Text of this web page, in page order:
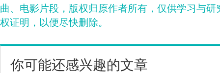
曲、电影片段，版权归原作者所有，仅供学习与
权证明，以便尽快删除。
你可能还感兴趣的文章